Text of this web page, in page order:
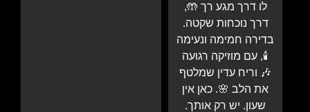
לו דרך מגע רך 🤲,
דרך נוכחות שקטה.
בדירה חמימה ונעימה
🕯️, עם מוזיקה רגועה
🎶 וריח עדין שמלטף
את הלב 🌸. כאן אין
שעון. יש רק אותך.